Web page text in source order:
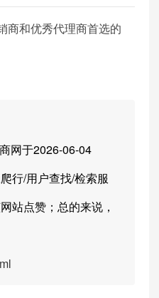
商和优秀代理商首选的
网于2026-06-04
行/用户查找/检索服
站点赞；总的来说，